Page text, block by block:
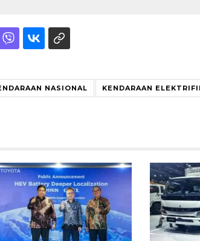
NASIONAL KENDARAAN